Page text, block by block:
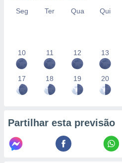
Seg Ter Qua Qui
10 11 12 13
17 18 19 20
Partilhar esta previsão